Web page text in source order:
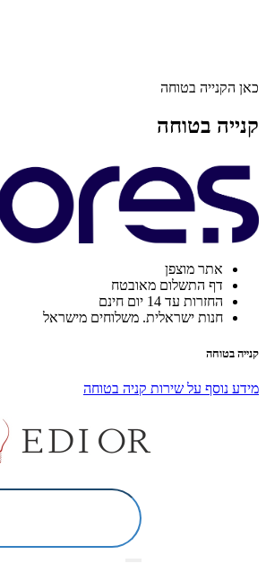
כאן הקנייה בטוחה
קנייה בטוחה
אתר מוצפן
דף התשלום מאובטח
החזרות עד 14 יום חינם
חנות ישראלית. משלוחים מישראל
קנייה בטוחה
מידע נוסף על שירות קניה בטוחה